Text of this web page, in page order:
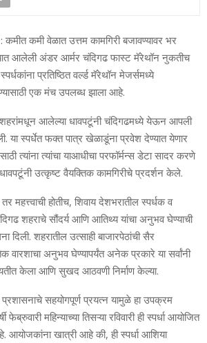
कमी वेळात उत्तम कामगिरी बजावण्यावर भर
आलेली अंडर आर्मर चंदिगढ फास्ट मॅरेथॉन नुकतीच
प्रतिष्ठित वर्ल्ड मॅरेथॉन मेजर्समध्ये
एक मंच उपलब्ध झाला आहे.
आलेल्या धावपटूंनी चंदिगढमध्ये येऊन आपली
या स्पर्धेत फक्त पात्र खेळाडूंना प्रवेश देण्यात येणार
त्यांना त्यांचा याआधीचा परफॉर्मन्स डेटा सादर करणे
उत्कृष्ट वैयक्तिक कामगिरीचे प्रदर्शन केले.
महत्त्वाची होतीच, शिवाय देशभरातील स्पर्धक व
शहराचे सौंदर्य आणि आतिथ्य यांचा अनुभव घेण्याची
दिली. शहरातील उत्साही बाजारपेठांची सैर
वारशाचा अनुभव घेण्यापर्यंत अनेक प्रकारे या सर्वांनी
केला आणि सुखद आठवणी निर्माण केल्या.
प्रशासनाचे सहयोगपूर्ण प्रयत्न यामुळे हा उपक्रम
महिन्याच्या तिसऱ्या रविवारी ही स्पर्धा आयोजित
खात्री आहे की, ही स्पर्धा आशिया